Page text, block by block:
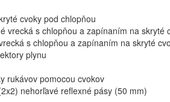
cvoky pod chlopňou
vrecká s chlopňou a zapínaním na skryté
s chlopňou a zapínaním na skryté
plynu
rukávov pomocou cvokov
nehorľavé reflexné pásy (50 mm)